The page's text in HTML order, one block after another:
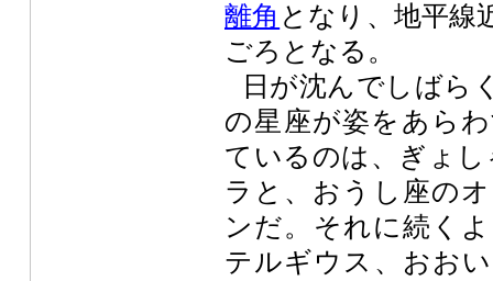
離角 となり、地平線
ごろとなる。
日が沈んでしばら
の星座が姿をあら
ているのは、ぎょ
ラと、おうし座の
ンだ。それに続く
テルギウス、おお